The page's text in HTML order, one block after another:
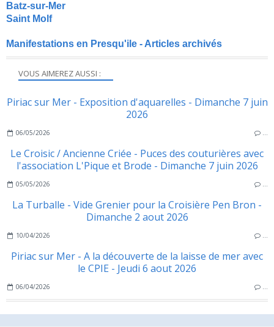
VOUS AIMEREZ AUSSI :
Piriac sur Mer - Exposition d'aquarelles - Dimanche 7 juin
2026
06/05/2026 …
Le Croisic / Ancienne Criée - Puces des couturières avec
l'association L'Pique et Brode - Dimanche 7 juin 2026
05/05/2026 …
La Turballe - Vide Grenier pour la Croisière Pen Bron -
Dimanche 2 aout 2026
10/04/2026 …
Piriac sur Mer - A la découverte de la laisse de mer avec
le CPIE - Jeudi 6 aout 2026
06/04/2026 …
Batz-sur-Mer
Saint Molf
Manifestations en Presqu'ile - Articles archivés